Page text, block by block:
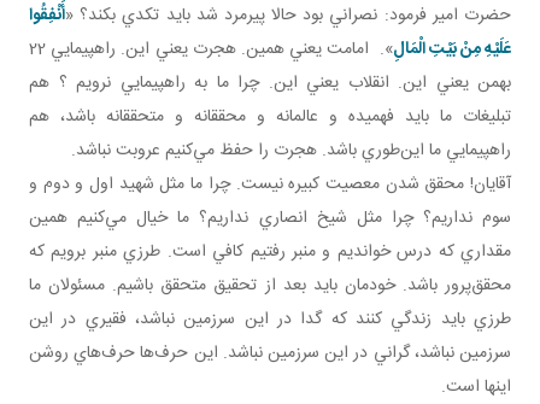
حضرت امير فرمود: نصراني بود حالا پيرمرد شد بايد تکدي بکند؟ «أَنْفِقُوا
عَلَيْهِ مِنْ بَيْتِ الْمَالِ
». امامت يعني همين. هجرت يعني اين. راهپيمايي 22
بهمن يعني اين. انقلاب يعني اين. چرا ما به راهپيمايي نرويم ؟ هم
تبليغات ما بايد فهميده و عالمانه و محققانه و متحققانه باشد، هم
راهپيمايي ما اين‌طوري باشد. هجرت را حفظ مي‌کنيم عروبت نباشد.
آقايان! محقق شدن معصيت کبيره نيست. چرا ما مثل شهيد اول و دوم و
سوم نداريم؟ چرا مثل شيخ انصاري نداريم؟ ما خيال مي‌کنيم همين
مقداري که درس خوانديم و منبر رفتيم کافي است. طرزي منبر برويم که
محقق‌پرور باشد. خودمان بايد بعد از تحقيق متحقق باشيم. مسئولان ما
طرزي بايد زندگي کنند که گدا در اين سرزمين نباشد، فقيري در اين
سرزمين نباشد، گراني در اين سرزمين نباشد. اين حرف‌ها حرف‌هاي روشن
اينها است.